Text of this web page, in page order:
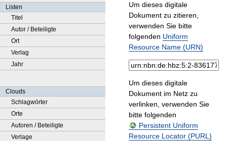
Listen
Titel
Autor / Beteiligte
Ort
Verlag
Jahr
Clouds
Schlagwörter
Orte
Autoren / Beteiligte
Verlage
Um dieses digitale
Dokument zu zitieren,
verwenden Sie bitte
folgenden Uniform
Resource Name (URN)
Um dieses digitale
Dokument im Netz zu
verlinken, verwenden Sie
bitte folgenden
Persistent Uniform
Resource Locator (PURL)